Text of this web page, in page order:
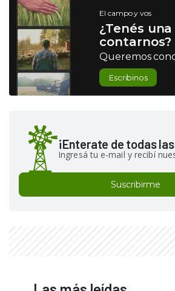
El campo y vos
¿Tenés
contarnos?
Queremos
Escribinos
¡Enterate de todas
Ingresá tu e-mail y recibí
Suscribirme